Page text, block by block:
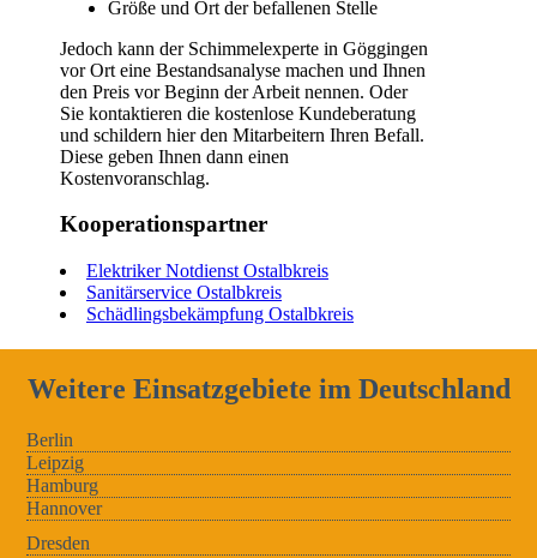
Größe und Ort der befallenen Stelle
Jedoch kann der Schimmelexperte in Göggingen
vor Ort eine Bestandsanalyse machen und Ihnen
den Preis vor Beginn der Arbeit nennen. Oder
Sie kontaktieren die kostenlose Kundeberatung
und schildern hier den Mitarbeitern Ihren Befall.
Diese geben Ihnen dann einen
Kostenvoranschlag.
Kooperationspartner
Elektriker Notdienst Ostalbkreis
Sanitärservice Ostalbkreis
Schädlingsbekämpfung Ostalbkreis
Weitere Einsatzgebiete im Deutschland
Berlin
Leipzig
Hamburg
Hannover
Dresden